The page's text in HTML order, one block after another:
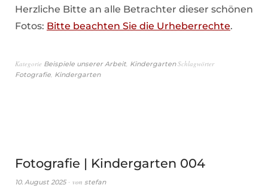
Herzliche Bitte an alle Betrachter dieser schönen
Fotos: Bitte beachten Sie die Urheberrechte.
Kategorie Beispiele unserer Arbeit Kindergarten Schlagwörter
Fotografie Kindergarten
Fotografie | Kindergarten 004
10. August 2025 von stefan